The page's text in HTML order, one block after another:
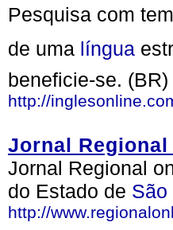
Pesquisa com
de uma língua
beneficie-se. (BR)
http://
Jornal Regional
Jornal Regional
do Estado de São
http://